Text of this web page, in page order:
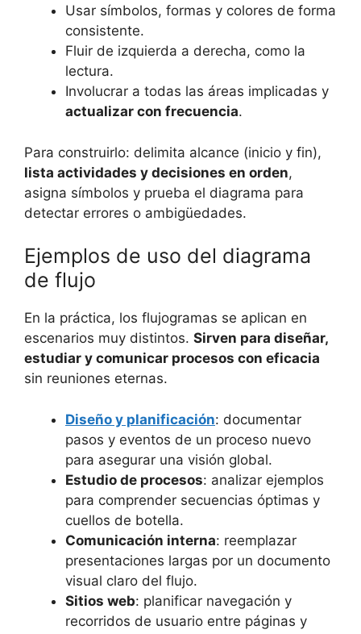
Usar símbolos, formas y colores de forma
consistente.
Fluir de izquierda a derecha, como la
lectura.
Involucrar a todas las áreas implicadas y
actualizar con frecuencia.
Para construirlo: delimita alcance (inicio y fin),
lista actividades y decisiones en orden,
asigna símbolos y prueba el diagrama para
detectar errores o ambigüedades.
Ejemplos de uso del diagrama
de flujo
En la práctica, los flujogramas se aplican en
escenarios muy distintos. Sirven para diseñar,
estudiar y comunicar procesos con eficacia
sin reuniones eternas.
Diseño y planificación: documentar
pasos y eventos de un proceso nuevo
para asegurar una visión global.
Estudio de procesos: analizar ejemplos
para comprender secuencias óptimas y
cuellos de botella.
Comunicación interna: reemplazar
presentaciones largas por un documento
visual claro del flujo.
Sitios web: planificar navegación y
recorridos de usuario entre páginas y